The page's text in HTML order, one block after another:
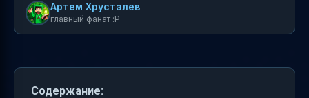
Артем Хрусталев
главный фанат :P
Содержание: